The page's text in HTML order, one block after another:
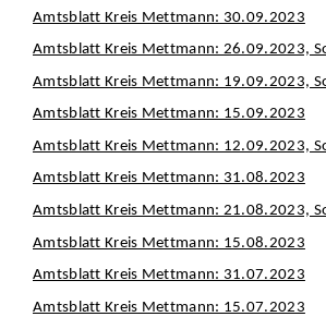
Amtsblatt Kreis Mettmann: 30.09.2023
Amtsblatt Kreis Mettmann: 26.09.2023,
Amtsblatt Kreis Mettmann: 19.09.2023,
Amtsblatt Kreis Mettmann: 15.09.2023
Amtsblatt Kreis Mettmann: 12.09.2023,
Amtsblatt Kreis Mettmann: 31.08.2023
Amtsblatt Kreis Mettmann: 21.08.2023,
Amtsblatt Kreis Mettmann: 15.08.2023
Amtsblatt Kreis Mettmann: 31.07.2023
Amtsblatt Kreis Mettmann: 15.07.2023